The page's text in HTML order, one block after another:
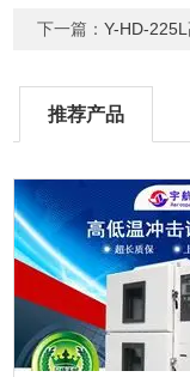
下一篇：Y-HD-225L
推荐产品